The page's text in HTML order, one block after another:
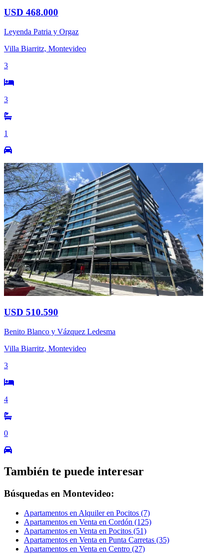
USD 468.000
Leyenda Patria y Orgaz
Villa Biarritz, Montevideo
3
3
1
USD 510.590
Benito Blanco y Vázquez Ledesma
Villa Biarritz, Montevideo
3
4
0
También te puede interesar
Búsquedas en Montevideo:
Apartamentos en Alquiler en Pocitos (7)
Apartamentos en Venta en Cordón (125)
Apartamentos en Venta en Pocitos (51)
Apartamentos en Venta en Punta Carretas (35)
Apartamentos en Venta en Centro (27)